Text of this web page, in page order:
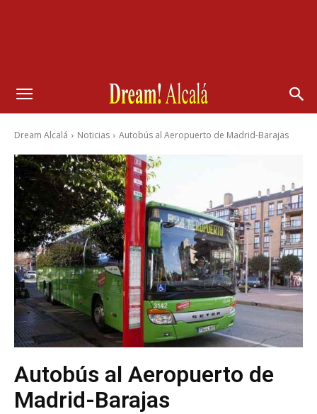
Dream Alcalá Noticias Autobús al Aeropuerto de Madrid-Barajas
Autobús al Aeropuerto de
Madrid-Barajas